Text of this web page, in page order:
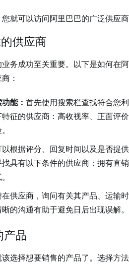
就可以访问阿里巴巴的广泛供应
供应商
务成功至关重要。以下是如何在
：
能： 首先使用搜索栏查找符合您
征的供应商：高收视率、正面评
以根据评分、回复时间以及是否提
具有以下条件的供应商：拥有直
供应商，询问有关其产品、运输
的沟通有助于避免日后出现误解。
产品
选择想要销售的产品了。选择方